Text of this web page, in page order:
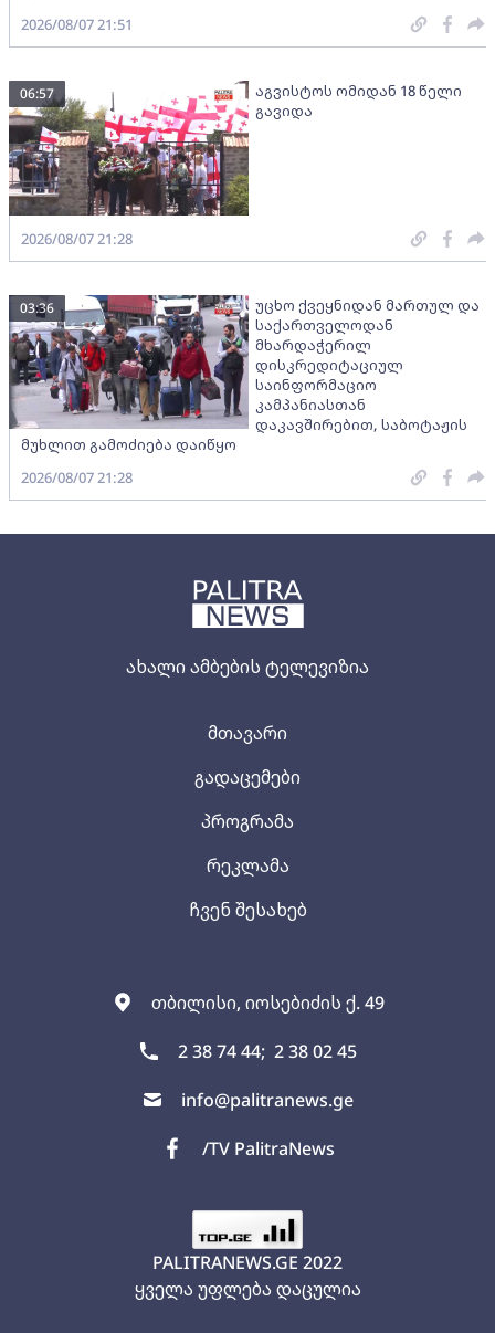
ახალი ამბების ტელევიზია
თბილისი, იოსებიძის ქ. 49
2 38 74 44; 2 38 02 45
info@palitranews.ge
/TV PalitraNews
მთავარი
გადაცემები
პროგრამა
რეკლამა
ჩვენ შესახებ
PALITRANEWS.GE 2022
ყველა უფლება დაცულია
2026/08/07 21:51
აგვისტოს ომიდან 18 წელი
გავიდა
06:57
2026/08/07 21:28
უცხო ქვეყნიდან მართულ და
საქართველოდან
მხარდაჭერილ
დისკრედიტაციულ
საინფორმაციო
კამპანიასთან
დაკავშირებით, საბოტაჟის
მუხლით გამოძიება დაიწყო
03:36
2026/08/07 21:28